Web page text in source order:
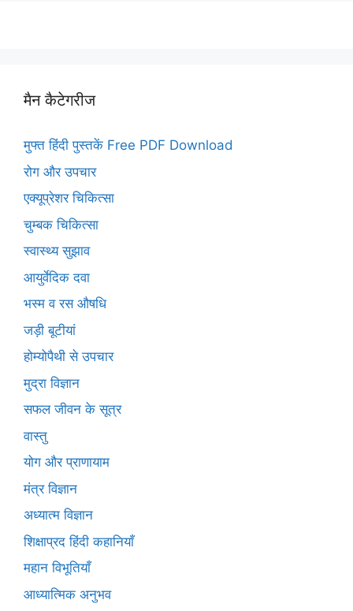
मैन कैटेगरीज
मुफ्त हिंदी पुस्तकें Free PDF Download
रोग और उपचार
एक्यूप्रेशर चिकित्सा
चुम्बक चिकित्सा
स्वास्थ्य सुझाव
आयुर्वेदिक दवा
भस्म व रस औषधि
जड़ी बूटीयां
होम्योपैथी से उपचार
मुद्रा विज्ञान
सफल जीवन के सूत्र
वास्तु
योग और प्राणायाम
मंत्र विज्ञान
अध्यात्म विज्ञान
शिक्षाप्रद हिंदी कहानियाँ
महान विभूतियाँ
आध्यात्मिक अनुभव